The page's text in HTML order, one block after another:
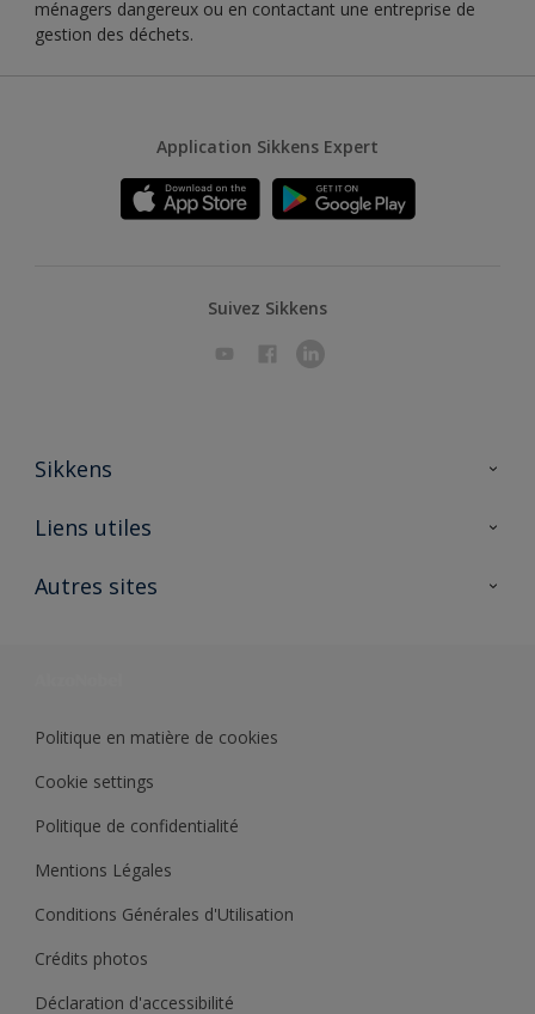
ménagers dangereux ou en contactant une entreprise de
gestion des déchets.
Application Sikkens Expert
Suivez Sikkens
Sikkens
A propos de Sikkens
Liens utiles
Ouvrir un magasin PASS
Autres sites
Politique en matière de cookies
Cookie settings
Politique de confidentialité
Mentions Légales
Conditions Générales d'Utilisation
Crédits photos
Déclaration d'accessibilité